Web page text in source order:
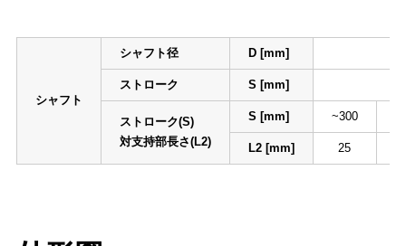
シャフト
シャフト径 D [mm]
ストローク S [mm]
ストローク(S)
対支持部長さ(L2)
S [mm] ~300
L2 [mm] 25